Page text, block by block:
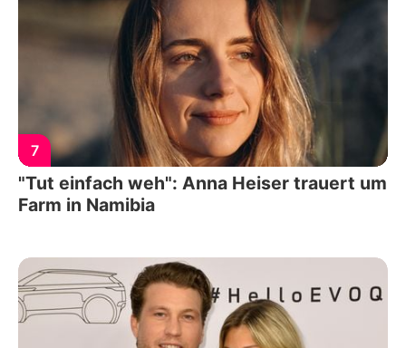
7
"Tut einfach weh": Anna Heiser trauert um
Farm in Namibia